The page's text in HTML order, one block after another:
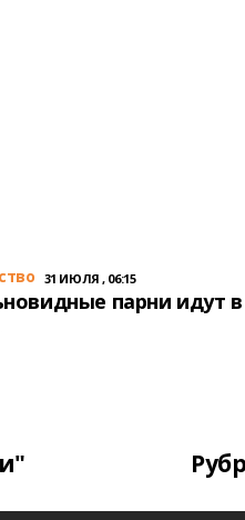
31 ИЮЛЯ , 06:15
парни идут в